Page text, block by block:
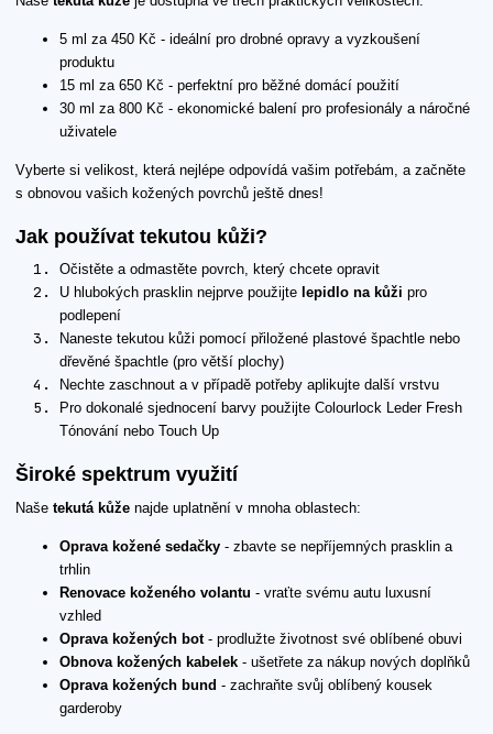
5 ml za 450 Kč - ideální pro drobné opravy a vyzkoušení
produktu
15 ml za 650 Kč - perfektní pro běžné domácí použití
30 ml za 800 Kč - ekonomické balení pro profesionály a náročné
uživatele
Vyberte si velikost, která nejlépe odpovídá vašim potřebám, a začněte
s obnovou vašich kožených povrchů ještě dnes!
Jak používat tekutou kůži?
Očistěte a odmastěte povrch, který chcete opravit
U hlubokých prasklin nejprve použijte lepidlo na kůži pro
podlepení
Naneste tekutou kůži pomocí přiložené plastové špachtle nebo
dřevěné špachtle (pro větší plochy)
Nechte zaschnout a v případě potřeby aplikujte další vrstvu
Pro dokonalé sjednocení barvy použijte Colourlock Leder Fresh
Tónování nebo Touch Up
Široké spektrum využití
Naše tekutá kůže najde uplatnění v mnoha oblastech:
Oprava kožené sedačky - zbavte se nepříjemných prasklin a
trhlin
Renovace koženého volantu - vraťte svému autu luxusní
vzhled
Oprava kožených bot- prodlužte životnost své oblíbené obuvi
Obnova kožených kabelek - ušetřete za nákup nových doplňků
Oprava kožených bund - zachraňte svůj oblíbený kousek
garderoby